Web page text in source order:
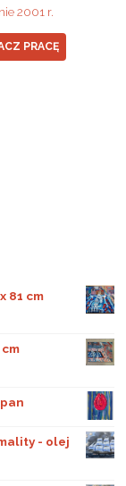
2001 r.
PRACĘ
81 cm
- olej